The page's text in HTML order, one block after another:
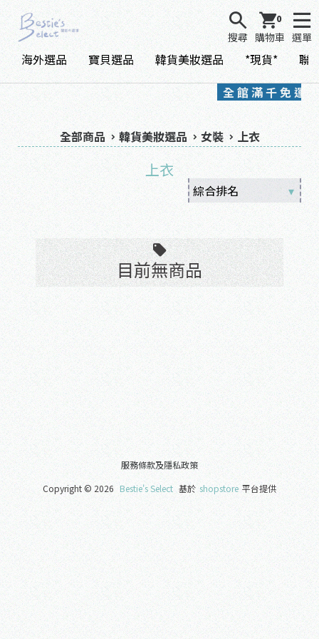
0
購物車
搜尋 選單
海外選品 寶貝選品 韓貨美妝選品 *現貨*
聯
全 館 滿 千 免 運
全部商品 韓貨美妝選品 女裝 上衣
上衣
目前無商品
服務條款及隱私政策
Copyright © 2026 Bestie's Select 基於 shopstore 平台提供